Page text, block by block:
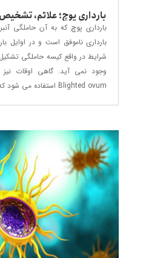
بارداری پوچ؛ علائم،
بارداری پوچ که به آن حاملگی
بارداری ناموفق است و در اوایل
شرایط در واقع کیسه حاملگی
وجود نمی آید. گاهی اوقات
Blighted ovum استفاده می شود که به معنی...